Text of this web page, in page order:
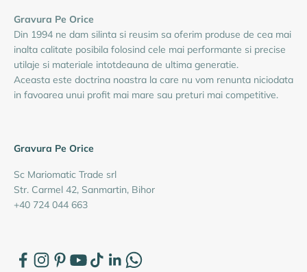
Gravura Pe Orice
Din 1994 ne dam silinta si reusim sa oferim produse de cea mai
inalta calitate posibila folosind cele mai performante si precise
utilaje si materiale intotdeauna de ultima generatie.
Aceasta este doctrina noastra la care nu vom renunta niciodata
in favoarea unui profit mai mare sau preturi mai competitive.
Gravura Pe Orice
Sc Mariomatic Trade srl
Str. Carmel 42, Sanmartin, Bihor
+40 724 044 663